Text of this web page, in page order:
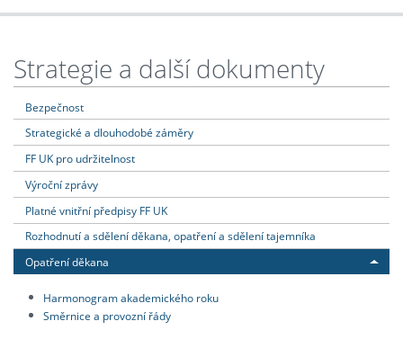
Strategie a další dokumenty
Bezpečnost
Strategické a dlouhodobé záměry
FF UK pro udržitelnost
Výroční zprávy
Platné vnitřní předpisy FF UK
Rozhodnutí a sdělení děkana, opatření a sdělení tajemníka
Opatření děkana
Harmonogram akademického roku
Směrnice a provozní řády